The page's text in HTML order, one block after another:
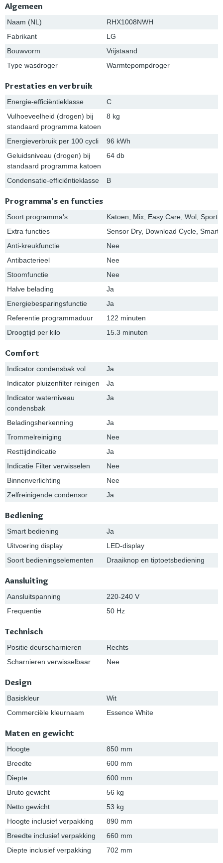
Algemeen
Naam (NL)
RHX1008NWH
Fabrikant
LG
Bouwvorm
Vrijstaand
Type wasdroger
Warmtepompdroger
Prestaties en verbruik
Energie-efficiëntieklasse
C
Vulhoeveelheid (drogen) bij
standaard programma katoen
8 kg
Energieverbruik per 100 cycli
96 kWh
Geluidsniveau (drogen) bij
standaard programma katoen
64 db
Condensatie-efficiëntieklasse B
Programma's en functies
Soort programma's
Katoen, Mix, Easy Care, Wol,
Extra functies
Sensor Dry, Download Cycle, Smart
Anti-kreukfunctie
Nee
Antibacterieel
Nee
Stoomfunctie
Nee
Halve belading
Ja
Energiebesparingsfunctie
Ja
Referentie programmaduur
122 minuten
Droogtijd per kilo
15.3 minuten
Comfort
Indicator condensbak vol
Ja
Indicator pluizenfilter reinigen
Ja
Indicator waterniveau
condensbak
Ja
Beladingsherkenning
Ja
Trommelreiniging
Nee
Resttijdindicatie
Ja
Indicatie Filter verwisselen
Nee
Binnenverlichting
Nee
Zelfreinigende condensor
Ja
Bediening
Smart bediening
Ja
Uitvoering display
LED-display
Soort bedieningselementen
Draaiknop en tiptoetsbediening
Aansluiting
Aansluitspanning
220-240 V
Frequentie
50 Hz
Technisch
Positie deurscharnieren
Rechts
Scharnieren verwisselbaar
Nee
Design
Basiskleur
Wit
Commerciële kleurnaam
Essence White
Maten en gewicht
Hoogte
850 mm
Breedte
600 mm
Diepte
600 mm
Bruto gewicht
56 kg
Netto gewicht
53 kg
Hoogte inclusief verpakking
890 mm
Breedte inclusief verpakking
660 mm
Diepte inclusief verpakking
702 mm